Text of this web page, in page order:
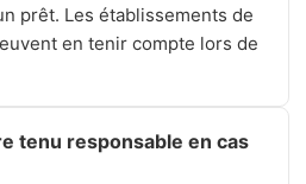
prêt. Les établissements de
en tenir compte lors de
tenu responsable en cas